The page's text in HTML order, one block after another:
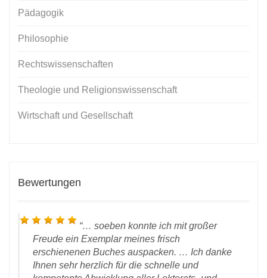
Pädagogik
Philosophie
Rechtswissenschaften
Theologie und Religionswissenschaft
Wirtschaft und Gesellschaft
Bewertungen
… soeben konnte ich mit großer
Freude ein Exemplar meines frisch
erschienenen Buches auspacken. … Ich danke
Ihnen sehr herzlich für die schnelle und